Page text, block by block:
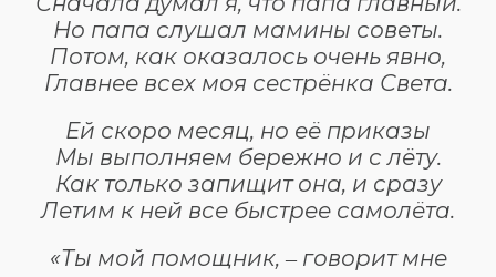
Но папа слушал мамины советы.
Потом, как оказалось очень явно,
Главнее всех моя сестрёнка Света.
Ей скоро месяц, но её приказы
Мы выполняем бережно и с лёту.
Как только запищит она, и сразу
Летим к ней все быстрее самолёта.
«Ты мой помощник, ‒ говорит мне